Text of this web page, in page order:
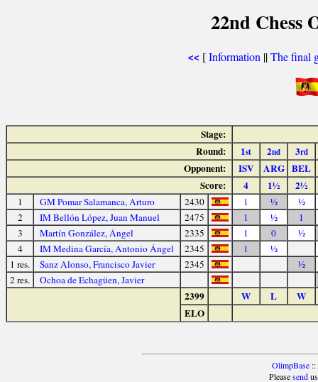
22nd Chess
<< [Information ||The final
Stage:
Round:
1st 2nd 3rd
Opponent: ISV ARG BEL
Score:
4 1½ 2½
1 GM Pomar Salamanca, Arturo 2430 1 ½
½
2
IM Bellón López, Juan Manuel 2475 1 ½
1
3
Martín González, Ángel 2335 1 0
½
4
IM Medina García, Antonio Ángel 2345 1
½
1 res.
Sanz Alonso, Francisco Javier 2345
½
2 res.
Ochoa de Echagüen, Javier
2399 W L
W
ELO
OlimpBase::
Pleasesendus